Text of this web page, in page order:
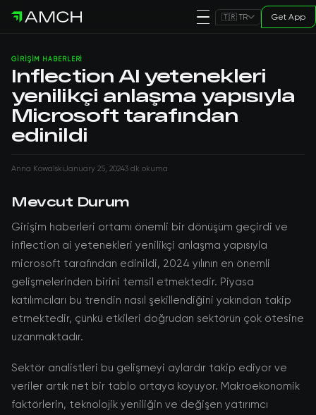
🇹🇷 TR Get App
GIRIŞIM HABERLERI
Inflection AI yetenekleri
yenilikçi anlaşma yapısıyla
Microsoft tarafından
edinildi
Anna KowalskiJanuary 25, 20243 dk okuma
Mevcut Durum
Girişim haberleri ortamı önemli bir dönüşüm geçirdi ve
inflection ai yetenekleri yenilikçi anlaşma yapısıyla
microsoft tarafından edinildi, 2024 yılının en önemli
gelişmelerinden birini temsil etmektedir. Piyasa
katılımcıları bu trendin nasıl şekillendiğini yakından takip
etmektedir, çünkü etkileri doğrudan sektörün çok ötesine
uzanmaktadır.
Sektör analistleri bu gelişmeyi aylardır takip ediyor ve
veriler artık net bir tablo ortaya koyuyor. Makroekonomik
faktörlerin, teknolojik yeniliğin ve değişen yatırımcı